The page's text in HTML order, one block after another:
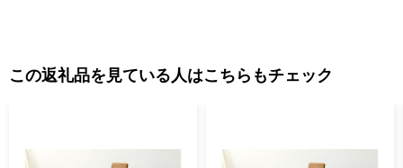
この返礼品を見ている人はこちらもチェック